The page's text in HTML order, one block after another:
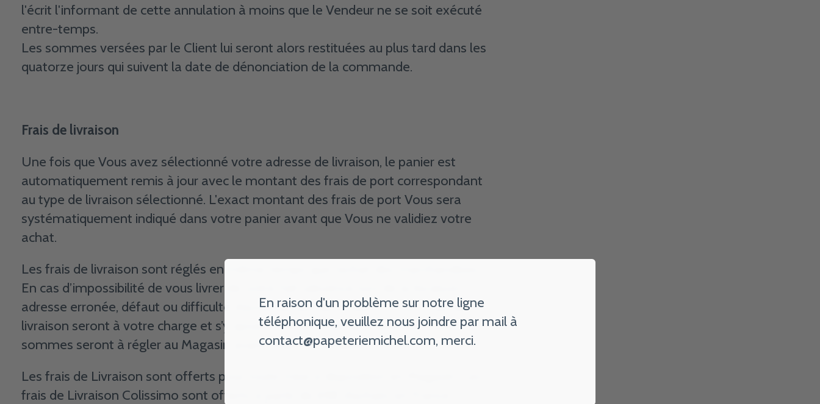
l'écrit l'informant de cette annulation à moins que le Vendeur ne se soit exécuté
entre-temps.
Les sommes versées par le Client lui seront alors restituées au plus tard dans les
quatorze jours qui suivent la date de dénonciation de la commande.
Frais de livraison
Une fois que Vous avez sélectionné votre adresse de livraison, le panier est
automatiquement remis à jour avec le montant des frais de port correspondant
au type de livraison sélectionné. L'exact montant des frais de port Vous sera
systématiquement indiqué dans votre panier avant que Vous ne validiez votre
achat.
Les frais de livraison sont réglés en même temps que l’achat des marchandises.
En cas d’impossibilité de vous livrer de votre fait (absence lors de la livraison,
adresse erronée, défaut ou difficulté d’accès au lieu de livraison …), les frais de re-
livraison seront à votre charge et s’y ajouteront des frais de traitement. Ces
sommes seront à régler au Magasin avant toute re-livraison.
Les frais de Livraison sont offerts pour toute mise à disposition en Magasin. Les
frais de Livraison Colissimo sont offerts à partir de 69€ d’achats en France
En raison d'un problème sur notre ligne
téléphonique, veuillez nous joindre par mail à
contact@papeteriemichel.com, merci.